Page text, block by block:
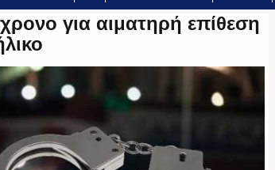
για αιματηρή επίθεση